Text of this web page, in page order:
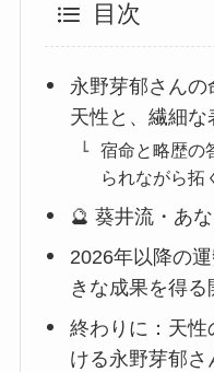
目次
永野芽郁さん
天性と、繊細な
宿命と略歴の
られながら拓
🔮 葵井流・あ
2026年以降の
きな成果を得る
終わりに：天性
ける永野芽郁さ